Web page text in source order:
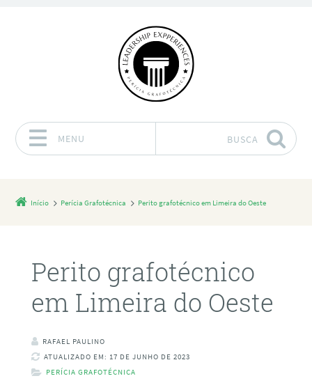
MENU BUSCA
Início Perícia Grafotécnica Perito grafotécnico em Limeira do Oeste
Perito grafotécnico
em Limeira do Oeste
RAFAEL PAULINO
ATUALIZADO EM: 17 DE JUNHO DE 2023
PERÍCIA GRAFOTÉCNICA